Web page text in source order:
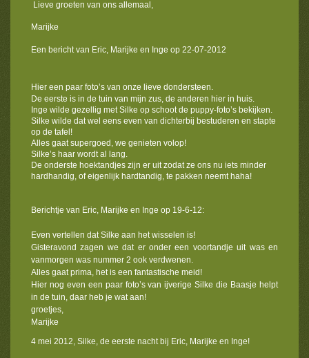
Lieve groeten van ons allemaal,
Marijke
Een bericht van Eric, Marijke en Inge op 22-07-2012
Hier een paar foto’s van onze lieve dondersteen.
De eerste is in de tuin van mijn zus, de anderen hier in huis.
Inge wilde gezellig met Silke op schoot de puppy-foto’s bekijken.
Silke wilde dat wel eens even van dichterbij bestuderen en stapte
op de tafel!
Alles gaat supergoed, we genieten volop!
Silke’s haar wordt al lang.
De onderste hoektandjes zijn er uit zodat ze ons nu iets minder
hardhandig, of eigenlijk hardtandig, te pakken neemt haha!
Berichtje van Eric, Marijke en Inge op 19-6-12:
Even vertellen dat Silke aan het wisselen is!
Gisteravond zagen we dat er onder een voortandje uit was en
vanmorgen was nummer 2 ook verdwenen.
Alles gaat prima, het is een fantastische meid!
Hier nog even een paar foto’s van ijverige Silke die Baasje helpt
in de tuin, daar heb je wat aan!
groetjes,
Marijke
4 mei 2012, Silke, de eerste nacht bij Eric, Marijke en Inge!